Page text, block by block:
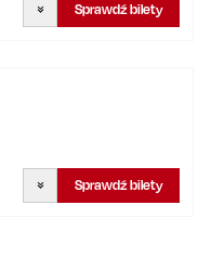
Sprawdź bilety
Sprawdź bilety